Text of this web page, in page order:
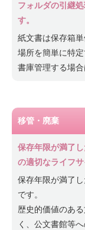
フォルダの引継
す。
紙文書は保存箱
場所を簡単に特定
書庫管理する場
移管・廃棄
保存年限が満了
の適切なライフサ
保存年限が満了
です。
歴史的価値のあ
く、公文書館等